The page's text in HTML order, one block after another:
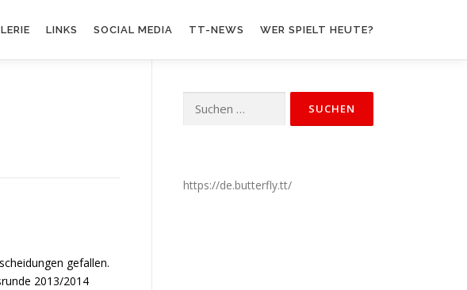
LINKS SOCIAL MEDIA TT-NEWS WER SPIELT HEUTE?
gefallen.
2013/2014
nach:
https://de.butterfly.tt/